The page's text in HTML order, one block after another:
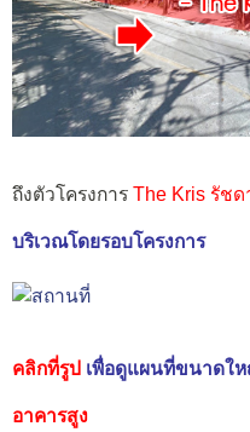
ถึงตัวโครงการ The Kris รัชด
บริเวณโดยรอบโครงการ
คลิกที่รูป เพื่อดูแผนที่ขนาดใ
อาคารสูง